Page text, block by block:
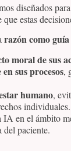
diseñados
estas
razón como
moral de sus
sus procesos,
humano,
individuales.
IA en el ámbito
del paciente.